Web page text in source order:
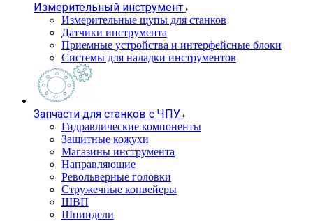
Измерительный инструмент
Измерительные щупы для станков
Датчики инструмента
Приемные устройства и интерфейсные блоки
Системы для наладки инструментов
Запчасти для станков с ЧПУ
Гидравлические компоненты
Защитные кожухи
Магазины инструмента
Направляющие
Револьверные головки
Стружечные конвейеры
ШВП
Шпиндели